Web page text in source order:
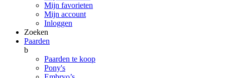
Mijn favorieten
Mijn account
Inloggen
Zoeken
Paarden
b
Paarden te koop
Pony's